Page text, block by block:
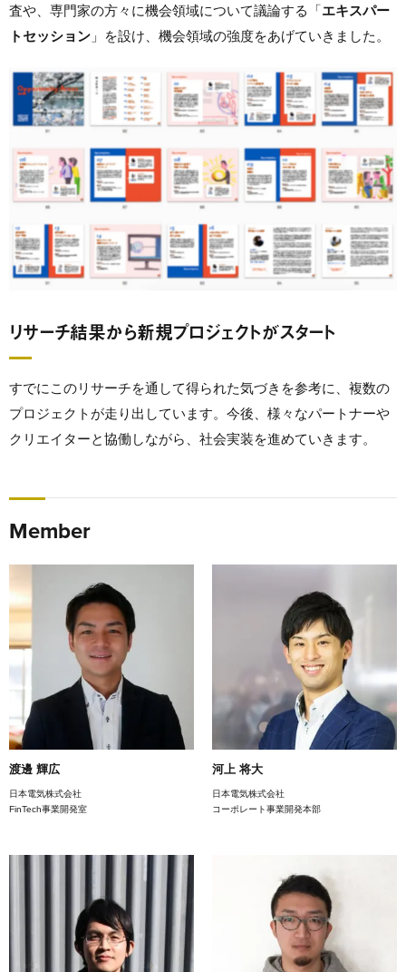
査や、専門家の方々に機会領域について議論する「エキスパー
トセッション 」を設け、機会領域の強度をあげていきました。
リサーチ結果から新規プロジェクトがスタート
すでにこのリサーチを通して得られた気づきを参考に、複数の
プロジェクトが走り出しています。今後、様々なパートナーや
クリエイターと協働しながら、社会実装を進めていきます。
Member
渡邊 輝広
日本電気株式会社
FinTech事業開発室
河上 将大
日本電気株式会社
コーポレート事業開発本部